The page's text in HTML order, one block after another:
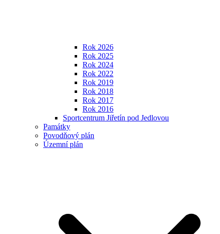
Rok 2026
Rok 2025
Rok 2024
Rok 2022
Rok 2019
Rok 2018
Rok 2017
Rok 2016
Sportcentrum Jiřetín pod Jedlovou
Památky
Povodňový plán
Územní plán